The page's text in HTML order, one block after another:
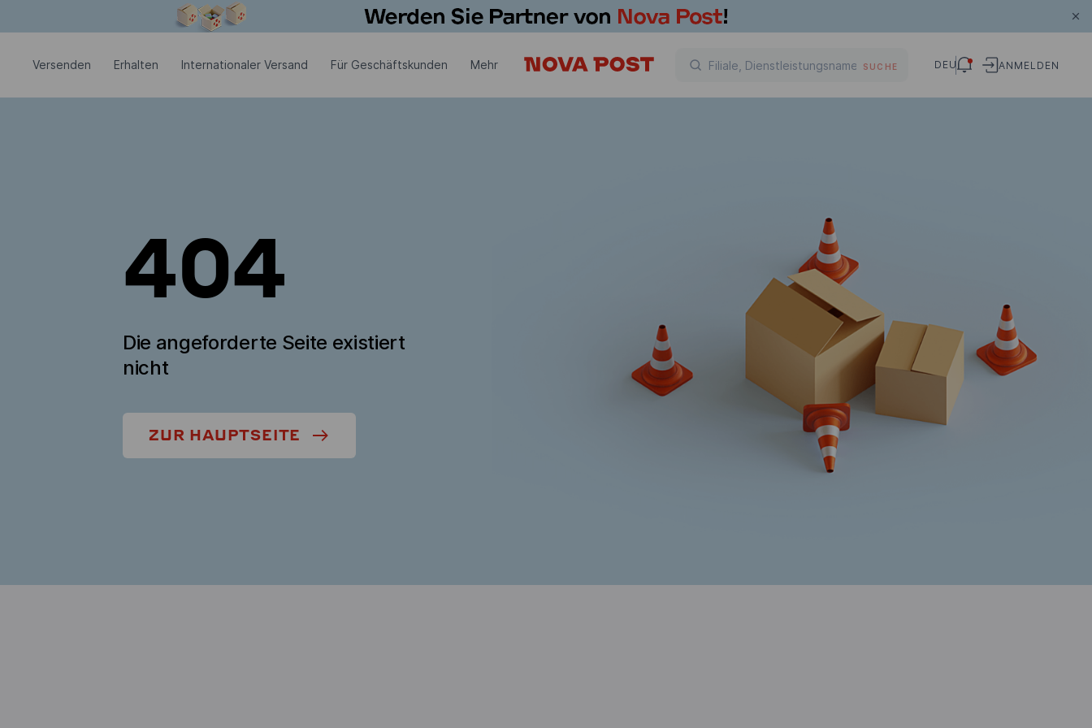
Versenden Erhalten Internationaler Versand Für Geschäftskunden Mehr SUCHE DEU ANMELDEN
404
Die angeforderte Seite existiert
nicht
ZUR HAUPTSEITE
Modales Fenster ist geöffnet